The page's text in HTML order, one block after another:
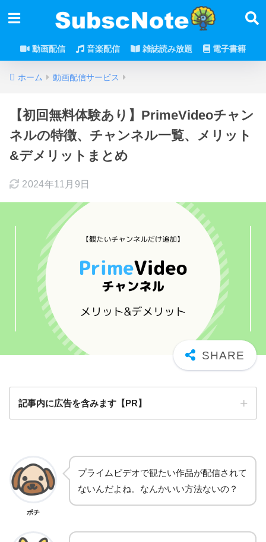
動画配信 音楽配信 雑誌読み放題 電子書籍
ホーム 動画配信サービス
【初回無料体験あり】PrimeVideoチャン
ネルの特徴、チャンネル一覧、メリット
&デメリットまとめ
2024年11月9日
記事内に広告を含みます【PR】
ポチ
プライムビデオで観たい作品が配信されて
ないんだよね。なんかいい方法ないの？